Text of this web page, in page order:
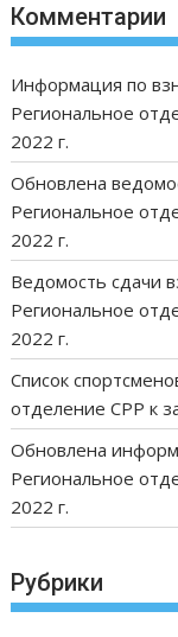
Комментарии
Информация по
Региональное
2022 г.
Обновлена
Региональное
2022 г.
Ведомость сдачи
Региональное
2022 г.
Список
отделение СРР к
Обновлена
Региональное
2022 г.
Рубрики